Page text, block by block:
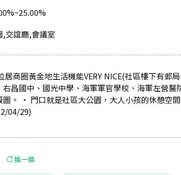
,交誼廳,會議室
居商圈黃金地生活機能VERY NICE(社區樓下有郵
右昌國中、國光中學、海軍軍官學校、海軍左營
圖。 ‧ 門口就是社區大公園，大人小孩的休憩空
04/29)
換一換